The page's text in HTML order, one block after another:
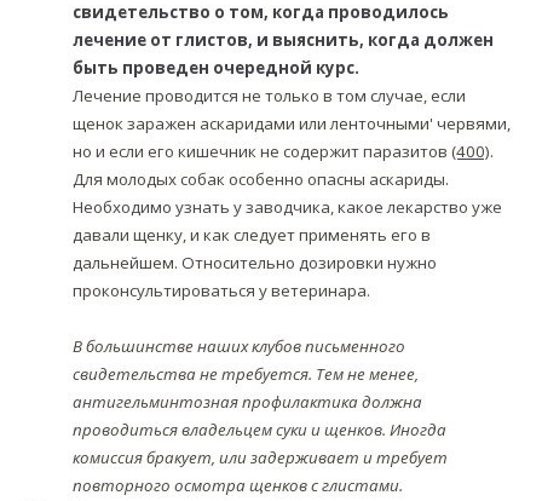
свидетельство о том, когда проводилось
лечение от глистов, и выяснить, когда должен
быть проведен очередной курс.
Лечение проводится не только в том случае, если
щенок заражен аскаридами или ленточными' червями,
но и если его кишечник не содержит паразитов (400).
Для молодых собак особенно опасны аскариды.
Необходимо узнать у заводчика, какое лекарство уже
давали щенку, и как следует применять его в
дальнейшем. Относительно дозировки нужно
проконсультироваться у ветеринара.
В большинстве наших клубов письменного
свидетельства не требуется. Тем не менее,
антигельминтозная профилактика должна
проводиться владельцем суки и щенков. Иногда
комиссия бракует, или задерживает и требует
повторного осмотра щенков с глистами.